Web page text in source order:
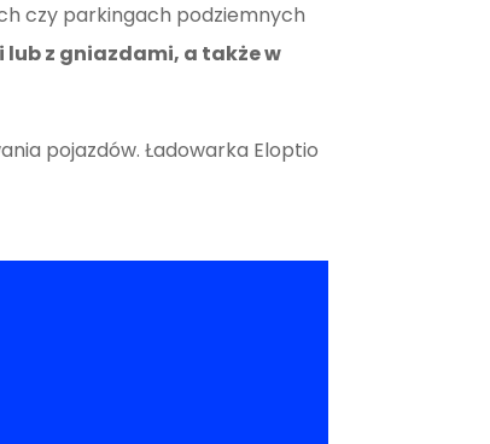
czy parkingach podziemnych
z gniazdami, a także w
pojazdów. Ładowarka Eloptio